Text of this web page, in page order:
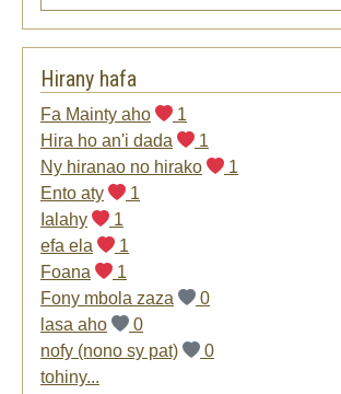
Hirany hafa
Fa Mainty aho
1
Hira ho an'i dada
1
Ny hiranao no hirako
1
Ento aty
1
Ialahy
1
efa ela
1
Foana
1
Fony mbola zaza
0
lasa aho
0
nofy (nono sy pat)
0
tohiny...